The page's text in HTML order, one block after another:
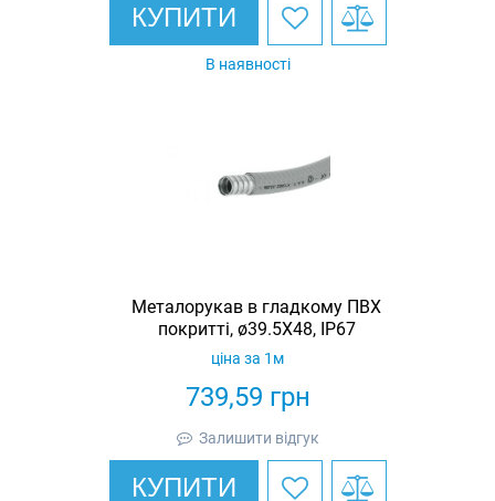
КУПИТИ
В наявності
Металорукав в гладкому ПВХ
покритті, ø39.5X48, IP67
739,59 грн
ціна за 1м
Залишити відгук
КУПИТИ